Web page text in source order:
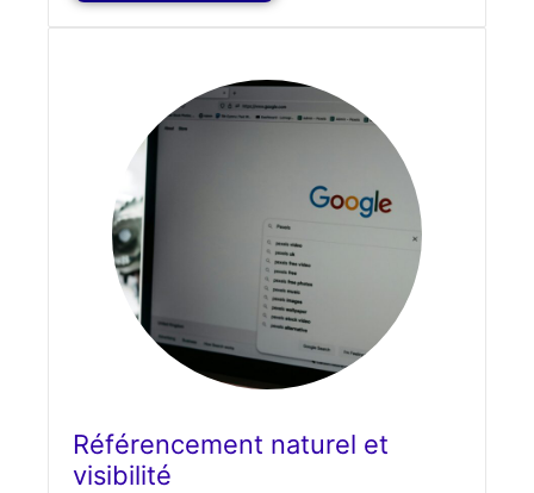
Référencement naturel et
visibilité